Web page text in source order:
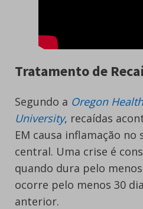
Tratamento de
Segundo a Oregon
University, recaídas
EM causa inflamação no
central. Uma crise é
quando dura pelo
ocorre pelo menos 30
anterior.